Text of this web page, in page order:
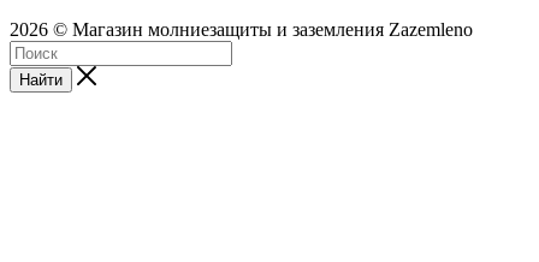
2026 © Магазин молниезащиты и заземления Zazemleno
Найти